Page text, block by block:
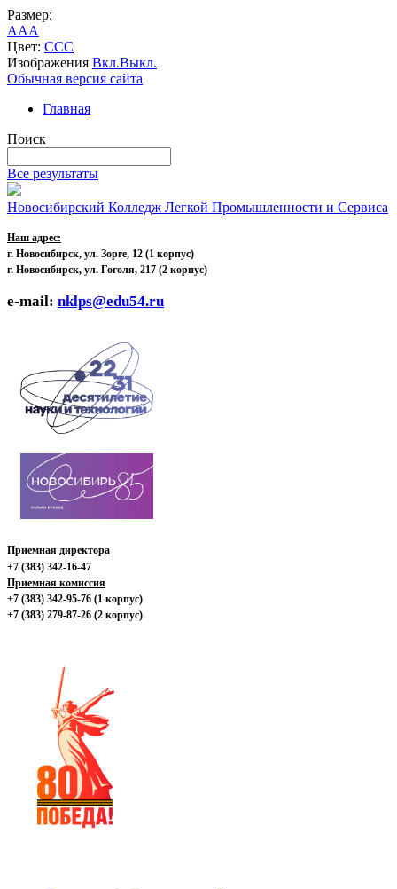
Размер:
AAA
Цвет: CCC
Изображения Вкл.Выкл.
Обычная версия сайта
Главная
Поиск
Все результаты
Новосибирский Колледж Легкой Промышленности и Сервиса
Наш адрес:
г. Новосибирск, ул. Зорге, 12 (1 корпус)
г. Новосибирск, ул. Гоголя, 217 (2 корпус)
e-mail: nklps@edu54.ru
Приемная директора
+7 (383) 342-16-47
Приемная комиссия
+7 (383) 342-95-76 (1 корпус)
+7 (383) 279-87-26 (2 корпус)